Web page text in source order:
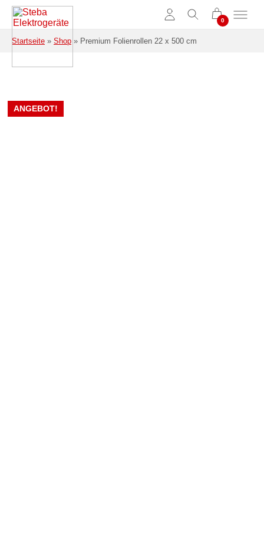
Zum Hauptinhalt springen
Startseite » Shop » Premium Folienrollen 22 x 500 cm
ANGEBOT!